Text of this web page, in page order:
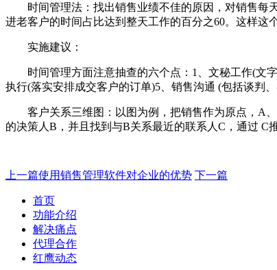
时间管理法：找出销售业绩不佳的原因，对销售每天
进老客户的时间占比达到整天工作的百分之60。这样这
实施建议：
时间管理方面注意抽查的六个点：1、文秘工作(文字
执行(落实安排成交客户的订单)5、销售沟通 (包括谈判、
客户关系三维图：以图为例，把销售作为原点，A、
的决策人B，并且找到与B关系最近的联系人C，通过 C
上一篇使用销售管理软件对企业的优势 下一篇
首页
功能介绍
解决痛点
代理合作
红鹰动态